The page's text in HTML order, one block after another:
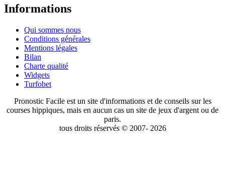
Informations
Qui sommes nous
Conditions générales
Mentions légales
Bilan
Charte qualité
Widgets
Turfobet
Pronostic Facile est un site d'informations et de conseils sur les
courses hippiques, mais en aucun cas un site de jeux d'argent ou de
paris.
tous droits réservés © 2007- 2026